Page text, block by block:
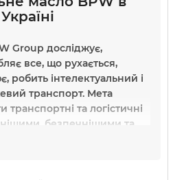
Україні
Group досліджує,
все, що рухається,
робить інтелектуальний і
транспорт. Мета
транспортні та логістичні
безпечнішими та
для своїх клієнтів у